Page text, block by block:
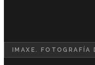
IMAXE. FOTOGRAFÍA